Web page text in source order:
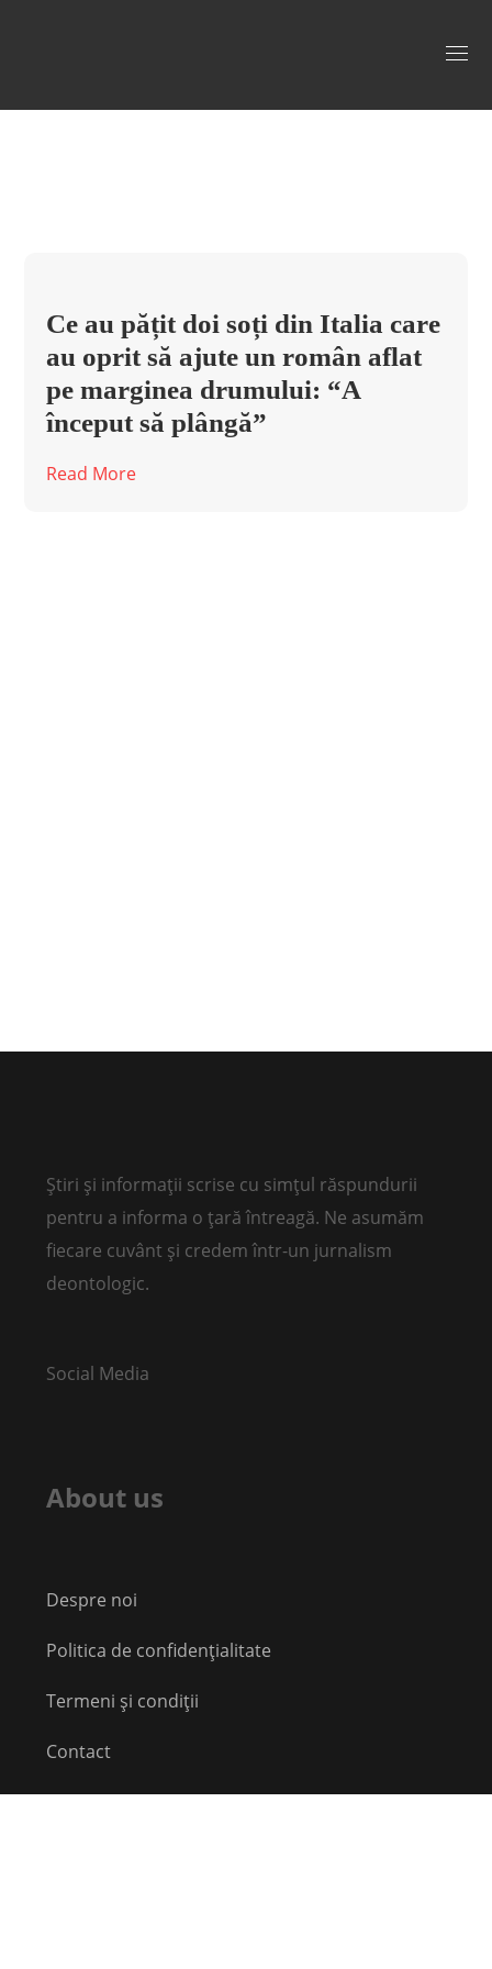
Ce au pățit doi soți din Italia care
au oprit să ajute un român aflat
pe marginea drumului: “A
început să plângă”
Read More
Știri și informații scrise cu simțul răspundurii
pentru a informa o țară întreagă. Ne asumăm
fiecare cuvânt și credem într-un jurnalism
deontologic.
Social Media
About us
Despre noi
Politica de confidențialitate
Termeni și condiții
Contact
Echipă